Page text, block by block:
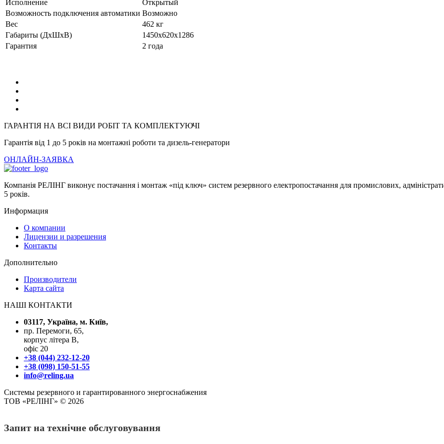
Исполнение
Открытый
Возможность подключения автоматики Возможно
Вес
462 кг
Габариты (ДхШхВ)
1450x620x1286
Гарантия
2 года
ГАРАНТІЯ НА ВСІ ВИДИ РОБІТ ТА КОМПЛЕКТУЮЧІ
Гарантія від 1 до 5 років на монтажні роботи та дизель-генератори
ОНЛАЙН-ЗАЯВКА
Компанія РЕЛІНГ виконує постачання і монтаж «під ключ» систем резервного електропостачання для промислових,
5 років.
Информация
О компании
Лицензии и разрешения
Контакты
Дополнительно
Производители
Карта сайта
НАШІ КОНТАКТИ
03117, Україна, м. Київ,
пр. Перемоги, 65,
корпус літера В,
офіс 20
+38 (044) 232-12-20
+38 (098) 150-51-55
info@reling.ua
Системы резервного и гарантированного энергоснабжения
ТОВ «РЕЛІНГ» © 2026
Запит на технічне обслуговування